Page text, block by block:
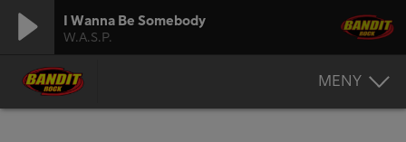
I Wanna Be Somebody
W.A.S.P.
MENY